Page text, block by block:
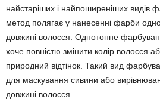
найстаріших і найпоширеніших видів
метод полягає у нанесенні фарби
довжині волосся. Однотонне
хоче повністю змінити колір волосся
природний відтінок. Такий вид
для маскування сивини або
довжині волосся.